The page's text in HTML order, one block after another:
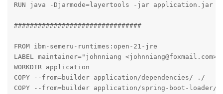
RUN java -Djarmode=layertools -jar application.jar
################################
FROM ibm-semeru-runtimes:open-21-jre
LABEL maintainer="johnniang <johnniang@foxmail.com>"
WORKDIR application
COPY --from=builder application/dependencies/ ./
COPY --from=builder application/spring-boot-loader/